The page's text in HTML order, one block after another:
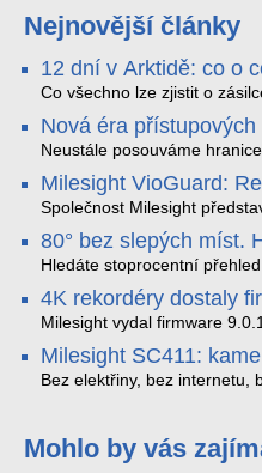
Nejnovější články
12 dní v Arktidě: co o
data ze SMARTBOX 2
Co všechno lze zjistit o
projede Arktidou?
Tromsø přes Lofoty, Kirunu
Nordkapp. Bez jediného
otřesy i náklon. Výsledkem
podrobný datový příběh celé
Nová éra
Signo
Neustále posouváme
v oblasti kontroly přístupu –
čtečky HID Signo.
Milesight VioGuard:
detekci dopravních
Společnost Milesight
dopravních přestupků.
sofistikovanými algoritmy
tak, aby poskytoval
dopravních předpisů,
optimalizoval plynulost
80° bez slepých míst.
streamuje na YouTube
Hledáte stoprocentní
panoramatická kamera
4MP senzorů SONY do
zkreslení. K tomu přidává AI
YouTube – bez běžícího
4K rekordéry dostaly
které musíte vědět.
Milesight vydal firmware
které vám zjednoduší práci
spoustu zbytečných výjezdů
Milesight SC411:
kabel nedosáhne
Bez elektřiny, bez internetu,
váš telefon. Podívejte se na
Mohlo by vás